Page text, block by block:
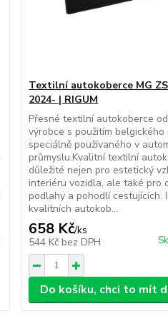
Textilní autokoberce MG
2024- | RIGUM
Přesné textilní autokoberce
výrobce s použitím belgického
speciálně používaného v
průmyslu.Kvalitní textilní
důležité nejen pro estetický
interiéru vozidla, ale také pro
podlahy a pohodlí cestujících.
kvalitních autokob...
658 Kč/ks
544 Kč bez DPH
Do košíku, chci to mít